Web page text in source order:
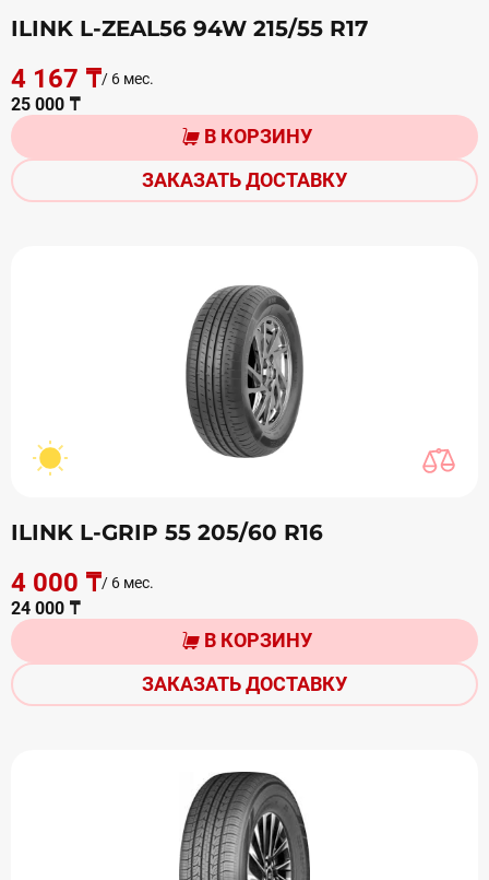
ILINK L-ZEAL56 94W 215/55 R17
4 167 ₸/ 6 мес.
25 000 ₸
В КОРЗИНУ
ЗАКАЗАТЬ ДОСТАВКУ
ILINK L-GRIP 55 205/60 R16
4 000 ₸/ 6 мес.
24 000 ₸
В КОРЗИНУ
ЗАКАЗАТЬ ДОСТАВКУ